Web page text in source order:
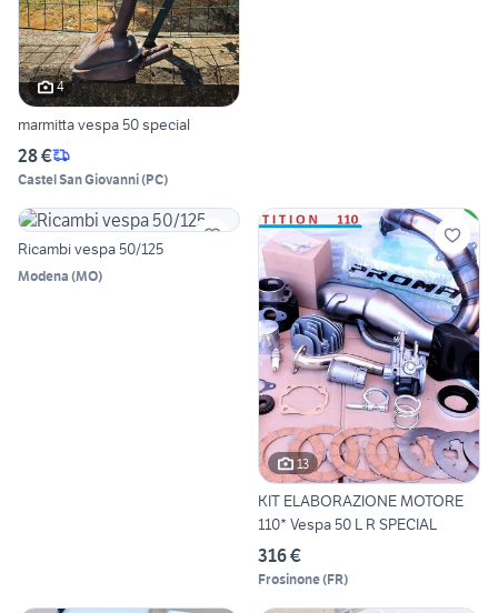
4
marmitta vespa 50 special
28 €
Castel San Giovanni(PC)
Ricambi vespa 50/125
Modena (MO)
13
KIT ELABORAZIONE MOTORE
110* Vespa 50 L R SPECIAL
316 €
Frosinone(FR)